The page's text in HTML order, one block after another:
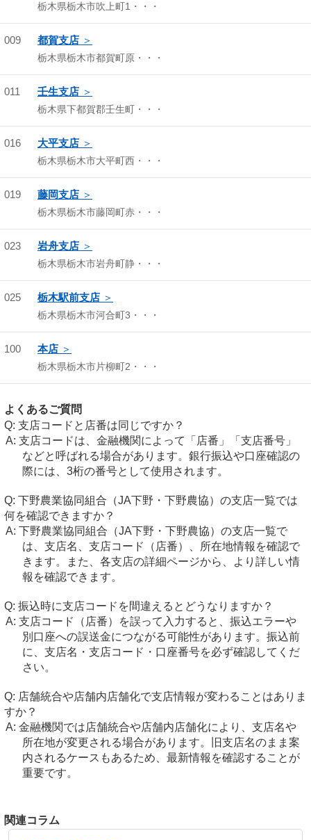
栃木県栃木市吹上町1・・・
009 都賀支店
栃木県栃木市都賀町原・・・
011 壬生支店
栃木県下都賀郡壬生町・・・
016 大平支店
栃木県栃木市大平町西・・・
019 藤岡支店
栃木県栃木市藤岡町赤・・・
023 岩舟支店
栃木県栃木市岩舟町静・・・
025 栃木駅前支店
栃木県栃木市河合町3・・・
100 本店
栃木県栃木市片柳町2・・・
よくあるご質問
支店コードと店番は同じですか？
支店コードは、金融機関によって「店番」「支店番号」
などと呼ばれる場合があります。銀行振込や口座確認の
際には、3桁の番号として使用されます。
下野農業協同組合（JA下野・下野農協）の支店一覧では
何を確認できますか？
下野農業協同組合（JA下野・下野農協）の支店一覧で
は、支店名、支店コード（店番）、所在地情報を確認で
きます。また、各支店の詳細ページから、より詳しい情
報を確認できます。
振込時に支店コードを間違えるとどうなりますか？
支店コード（店番）を誤って入力すると、振込エラーや
別口座への誤送金につながる可能性があります。振込前
に、支店名・支店コード・口座番号を必ず確認してくだ
さい。
店舗統合や店舗内店舗化で支店情報が変わることはありま
すか？
金融機関では店舗統合や店舗内店舗化により、支店名や
所在地が変更される場合があります。旧支店名のまま案
内されるケースもあるため、最新情報を確認することが
重要です。
関連コラム